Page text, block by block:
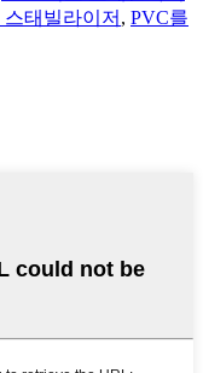
태빌라이저 , PVC를